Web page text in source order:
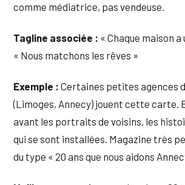
comme médiatrice, pas vendeuse.
Tagline associée : « Chaque maison
« Nous matchons les rêves »
Exemple : Certaines petites agences
(Limoges, Annecy) jouent cette carte.
avant les portraits de voisins, les
qui se sont installées. Magazine très
du type « 20 ans que nous aidons